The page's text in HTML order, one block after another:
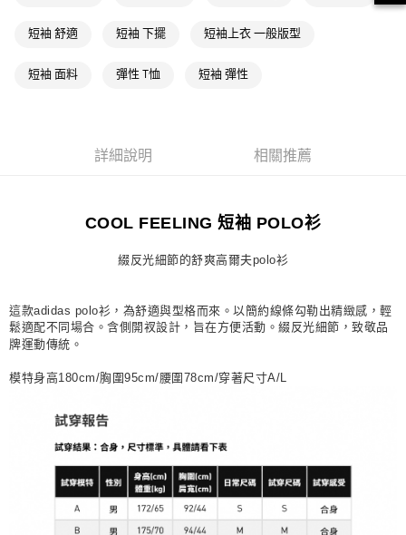
付款後萊爾富取貨
每筆NT$80，滿NT$1,500(含以上)免運費
付款後7-11取貨
短袖 舒適 短袖 下擺 短袖上衣 一般版型
短袖 面料 彈性 T恤 短袖 彈性
詳細說明 相關推薦
COOL FEELING 短袖 POLO衫
綴反光細節的舒爽高爾夫polo衫
這款adidas polo衫，為舒適與型格而來。以簡約線條勾勒出精緻感，輕
鬆適配不同場合。含側開衩設計，旨在方便活動。綴反光細節，致敬品
牌運動傳統。
模特身高180cm/胸圍95cm/腰圍78cm/穿著尺寸A/L